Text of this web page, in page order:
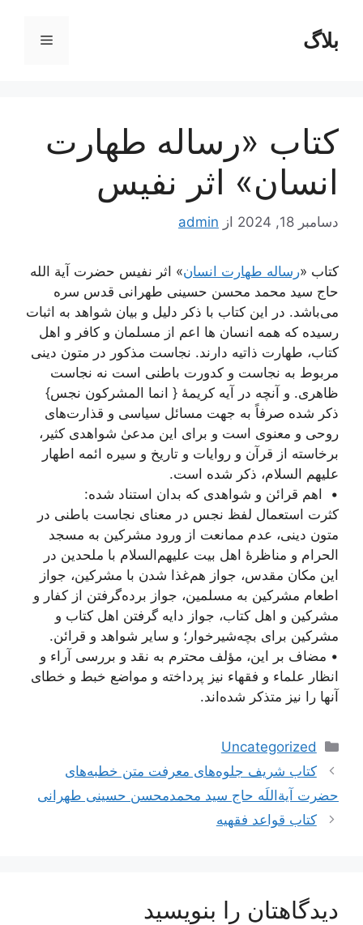
محتوابلاگ فهرست
کتاب «رساله طهارت
انسان» اثر نفیس
دسامبر 18, 2024 از admin
کتاب «رساله طهارت انسان» اثر نفیس حضرت آیة الله
حاج سید محمد محسن حسینی طهرانی قدس سره
می‌باشد. در این کتاب با ذکر دلیل و بیان شواهد به اثبات
رسیده که همه انسان ها اعم از مسلمان و کافر و اهل
کتاب، طهارت ذاتیه دارند. نجاست مذکور در متون دینی
مربوط به نجاست و کدورت باطنی است نه نجاست
ظاهری. و آنچه در آیه کریمۀ { انما المشرکون نجس}
ذکر شده صرفاً به جهت مسائل سیاسی و قذارت‌های
روحی و معنوی است و برای این مدعیٰ شواهدی کثیر،
برخاسته از قرآن و روایات و تاریخ و سیره ائمه اطهار
علیهم السلام، ذکر شده است.
• اهم قرائن و شواهدی که بدان استناد شده:
کثرت استعمال لفظ نجس در معنای نجاست باطنی در
متون دینی، عدم ممانعت از ورود مشرکین به مسجد
الحرام و مناظرۀ اهل بیت علیهم‌السلام با ملحدین در
این مکان مقدس، جواز هم‌غذا شدن با مشرکین، جواز
اطعام مشرکین به مسلمین، جواز برده‌گرفتن از کفار و
مشرکین و اهل کتاب، جواز دایه گرفتن اهل کتاب و
مشرکین برای بچه‌‌شیر‌خوار؛ و سایر شواهد و قرائن.
• مضاف بر این، مؤلف محترم به نقد و بررسی آراء و
انظار علماء و فقهاء نیز پرداخته و مواضع خبط و خطای
آنها را نیز متذکر شده‌اند.
دسته‌ها
Uncategorized
ناوبریکتاب شریف جلوه‌های معرفت متن خطبه‌های
حضرت آیة‌اللَه حاج سید محمدمحسن حسینی طهرانی
کتاب قواعد فقهیه
دیدگاهتان را بنویسید